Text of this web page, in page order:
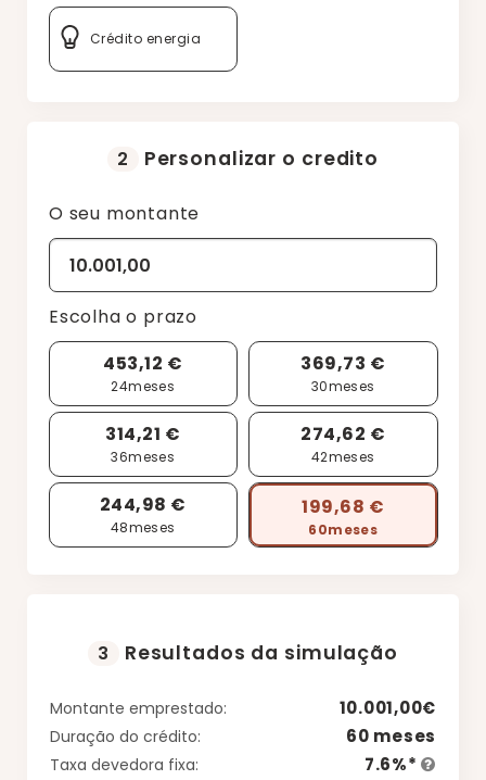
Crédito energia
2 Personalizar o credito
O seu montante
Escolha o prazo
453,12 €
24meses
369,73 €
30meses
314,21 €
36meses
274,62 €
42meses
244,98 €
48meses
199,68 €
60meses
3 Resultados da simulação
Montante emprestado: 10.001,00€
Duração do crédito: 60 meses
Taxa devedora fixa: 7.6%*